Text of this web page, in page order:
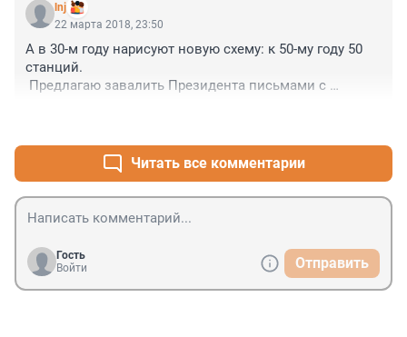
lnj
22 марта 2018, 23:50
А в 30-м году нарисуют новую схему: к 50-му году 50
станций.
Предлагаю завалить Президента письмами с
Читать все комментарии
Гость
Войти
Отправить